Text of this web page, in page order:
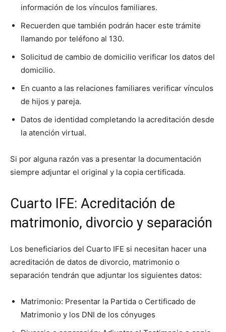
información de los vínculos familiares.
Recuerden que también podrán hacer este trámite
llamando por teléfono al 130.
Solicitud de cambio de domicilio verificar los datos del
domicilio.
En cuanto a las relaciones familiares verificar vínculos
de hijos y pareja.
Datos de identidad completando la acreditación desde
la atención virtual.
Si por alguna razón vas a presentar la documentación
siempre adjuntar el original y la copia certificada.
Cuarto IFE: Acreditación de
matrimonio, divorcio y separación
Los beneficiarios del Cuarto IFE si necesitan hacer una
acreditación de datos de divorcio, matrimonio o
separación tendrán que adjuntar los siguientes datos:
Matrimonio: Presentar la Partida o Certificado de
Matrimonio y los DNI de los cónyuges